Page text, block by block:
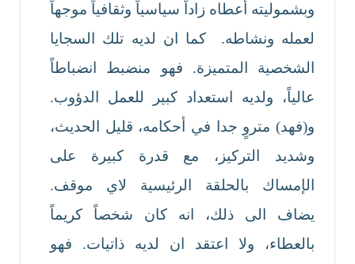
وبشموليته أعطاه زاداً سياسياً وثقافياً موجهاً
لعمله ونشاطه. كما ان لديه تلك السجايا
الشخصية المتميزة. فهو منضبط انضباطاً
عالياً، ولديه استعداد كبير للعمل الدؤوب.
و(فهد) متروٍ جدا في أحكامه، قليل الحديث،
وشديد التركيز، مع قدرة كبيرة على
الإمساك بالحلقة الرئيسية لاي موقف.
يضاف الى ذلك، انه كان شخصاً كريماً
بالعطاء، ولا اعتقد ان لديه ذاتيات. فهو